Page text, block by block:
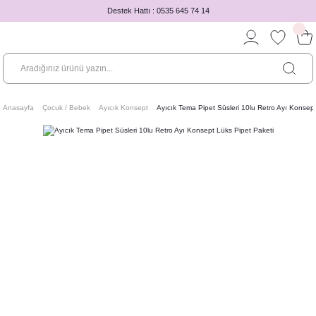
Destek Hattı : 0535 645 74 14
Anasayfa Çocuk / Bebek Ayıcık Konsept Ayıcık Tema Pipet Süsleri 10lu Retro Ayı